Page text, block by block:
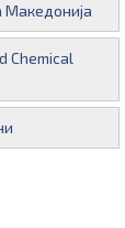
Македонија
Chemical